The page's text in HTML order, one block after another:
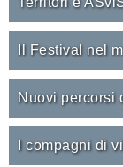
Il Festival nel
Nuovi percorsi
I compagni di